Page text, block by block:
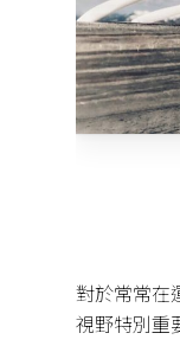
對於常常在
視野特別重